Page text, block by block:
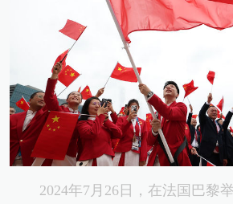
2024年7月26日，在法国巴黎